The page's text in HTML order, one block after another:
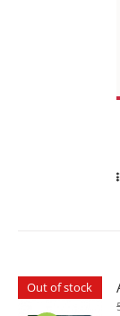
Out of stock